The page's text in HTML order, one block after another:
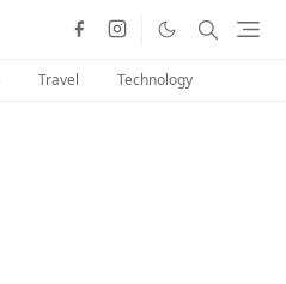
Travel Technology